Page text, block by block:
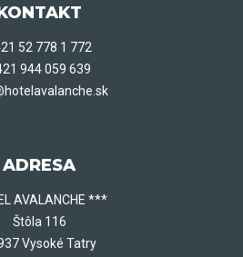
52 778 1 772
944 059 639
ADRESA
AVALANCHE ***
Štôla 116
Vysoké Tatry